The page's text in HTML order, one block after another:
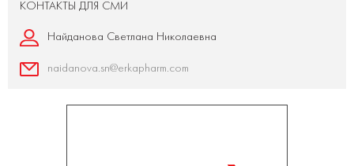
КОНТАКТЫ ДЛЯ СМИ
Найданова Светлана Николаевна
naidanova.sn@erkapharm.com